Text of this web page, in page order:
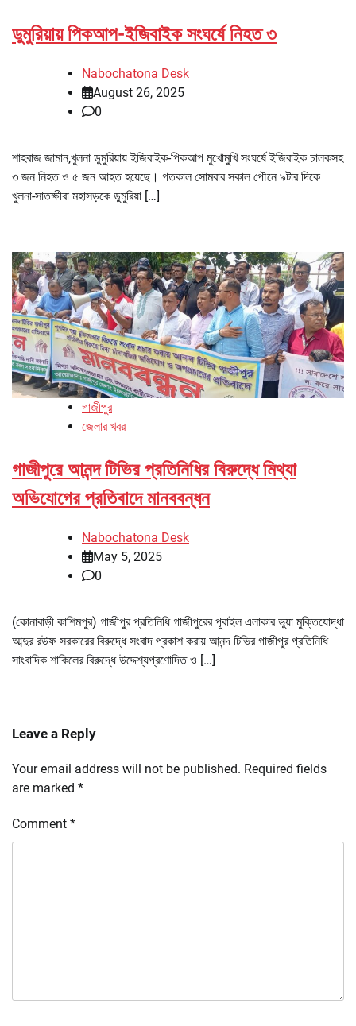
ডুমুরিয়ায় পিকআপ-ইজিবাইক সংঘর্ষে নিহত ৩
Nabochatona Desk
August 26, 2025
0
শাহবাজ জামান,খুলনা ডুমুরিয়ায় ইজিবাইক-পিকআপ মুখোমুখি সংঘর্ষে ইজিবাইক চালকসহ
৩ জন নিহত ও ৫ জন আহত হয়েছে। গতকাল সোমবার সকাল পৌনে ৯টার দিকে
খুলনা-সাতক্ষীরা মহাসড়কে ডুমুরিয়া […]
গাজীপুর
জেলার খবর
গাজীপুরে আনন্দ টিভির প্রতিনিধির বিরুদ্ধে মিথ্যা
অভিযোগের প্রতিবাদে মানববন্ধন
Nabochatona Desk
May 5, 2025
0
(কোনাবাড়ী কাশিমপুর) গাজীপুর প্রতিনিধি গাজীপুরের পূবাইল এলাকার ভুয়া মুক্তিযোদ্ধা
আব্দুর রউফ সরকারের বিরুদ্ধে সংবাদ প্রকাশ করায় আনন্দ টিভির গাজীপুর প্রতিনিধি
সাংবাদিক শাকিলের বিরুদ্ধে উদ্দেশ্যপ্রণোদিত ও […]
Leave a Reply
Your email address will not be published. Required fields
are marked *
Comment *